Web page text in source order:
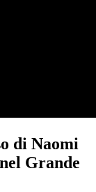
di Naomi
Grande